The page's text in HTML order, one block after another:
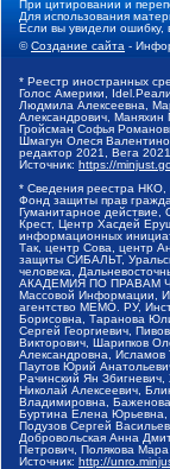
При цитировании и
Для использования
Если вы увидели
©Создание сайта -
* Реестр иностранных
Голос Америки,
Людмила Алексеевна,
Александрович,
Гройсман Софья
Шмагун Олеся
редактор 2021, Вега 2021
Источник: https://
* Сведения реестра НКО,
Фонд защиты прав
Гуманитарное действие,
Крест, Центр Хасдей
информационных
Так, центр Сова, центр
защиты СИБАЛЬТ,
человека,
АКАДЕМИЯ ПО ПРАВАМ
Массовой Информации,
агентство МЕМО. РУ,
Борисовна, Таранова
Сергей Георгиевич,
Викторович, Шарипков
Александровна,
Паутов Юрий
Рачинский Ян
Николай Алексеевич,
Владимировна,
Буртина Елена Юрьевна,
Подузов Сергей
Добровольская Анна
Петрович, Полякова
Источник: http://